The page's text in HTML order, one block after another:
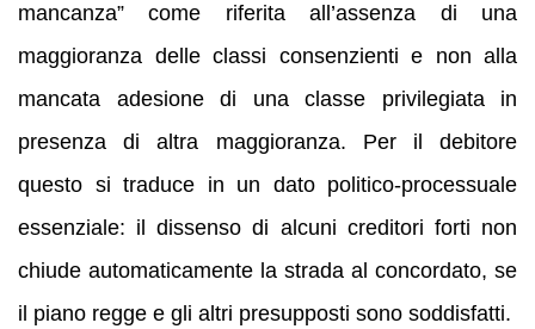
mancanza” come riferita all’assenza di una
maggioranza delle classi consenzienti e non alla
mancata adesione di una classe privilegiata in
presenza di altra maggioranza. Per il debitore
questo si traduce in un dato politico-processuale
essenziale: il dissenso di alcuni creditori forti non
chiude automaticamente la strada al concordato, se
il piano regge e gli altri presupposti sono soddisfatti.